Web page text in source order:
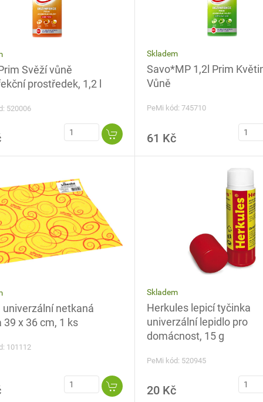
Svěží vůně
prostředek, 1,2 l
520006
Skladem
Savo*MP 1,2l Prim
Vůně
PeMi kód: 745710
61 Kč
univerzální netkaná
39 x 36 cm, 1 ks
101112
Skladem
Herkules lepicí tyčinka
univerzální lepidlo pro
domácnost, 15 g
PeMi kód: 520945
20 Kč